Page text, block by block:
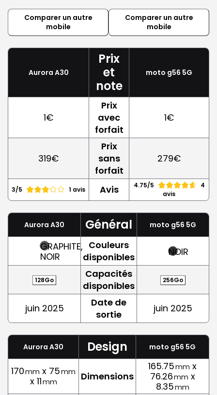
Comparer un autre
mobile
Comparer un autre
mobile
Aurora A30
Prix
et
note
moto g56 5G
1€
Prix
avec
forfait
1€
319€
Prix
sans
forfait
279€
3/5 1 avis Avis 4.75/5
4
avis
Aurora A30 Général moto g56 5G
GRAPHITE,
NOIR
Couleurs
disponibles
NOIR
128Go
Capacités
disponibles
256Go
juin 2025
Date de
sortie
juin 2025
Aurora A30 Design moto g56 5G
170mm x 75mm
x 11mm Dimensions
165.75mm x
76.26mm x
8.35mm